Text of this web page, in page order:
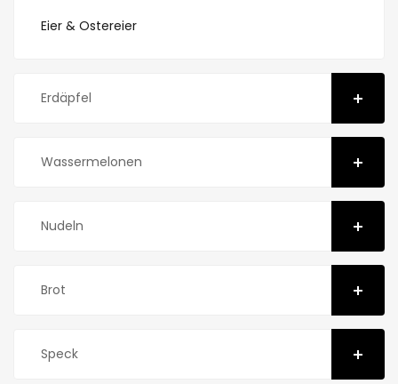
Eier & Ostereier
Erdäpfel
Wassermelonen
Nudeln
Brot
Speck